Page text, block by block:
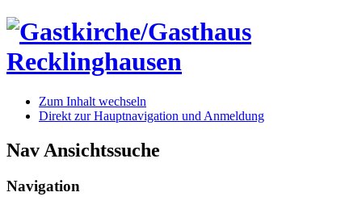
Zum Inhalt wechseln
Direkt zur Hauptnavigation und Anmeldung
Nav Ansichtssuche
Navigation